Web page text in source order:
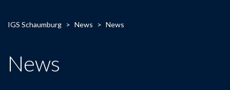
IGS Schaumburg > News > News
News